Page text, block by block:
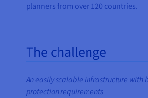
planners from over 120 countries.
The challenge
An easily scalable infrastructure with
protection requirements